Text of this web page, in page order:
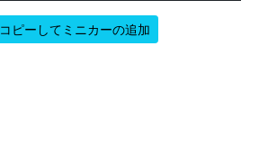
コピーしてミニカーの追加